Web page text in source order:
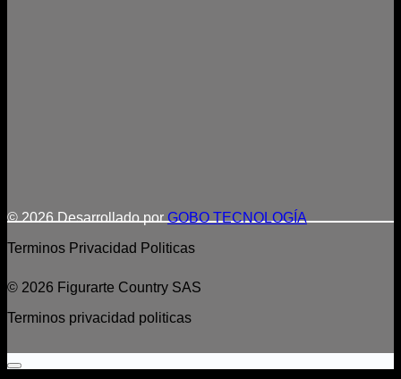
© 2026 Desarrollado porGOBO TECNOLOGÍA
Terminos Privacidad Politicas
© 2026 Figurarte Country SAS
Terminos privacidad politicas